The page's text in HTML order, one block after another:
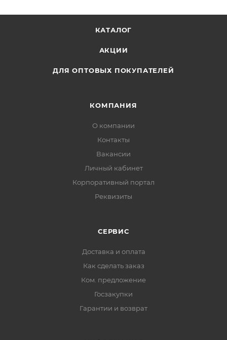
КАТАЛОГ
АКЦИИ
ДЛЯ ОПТОВЫХ ПОКУПАТЕЛЕЙ
КОМПАНИЯ
О компании
Контакты
Вакансии
Личный кабинет
Корпоративный портал
Реквизиты
СЕРВИС
Доставка и оплата
Как сделать заказ
Ком. предложение
Госзакупки
Гарантии и возврат